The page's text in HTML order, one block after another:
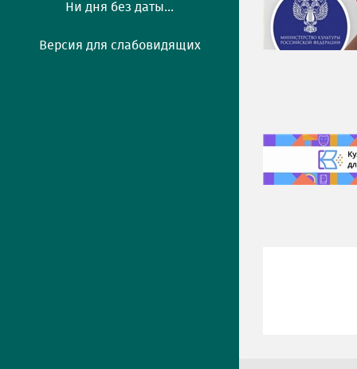
Ни дня без даты...
Версия для слабовидящих